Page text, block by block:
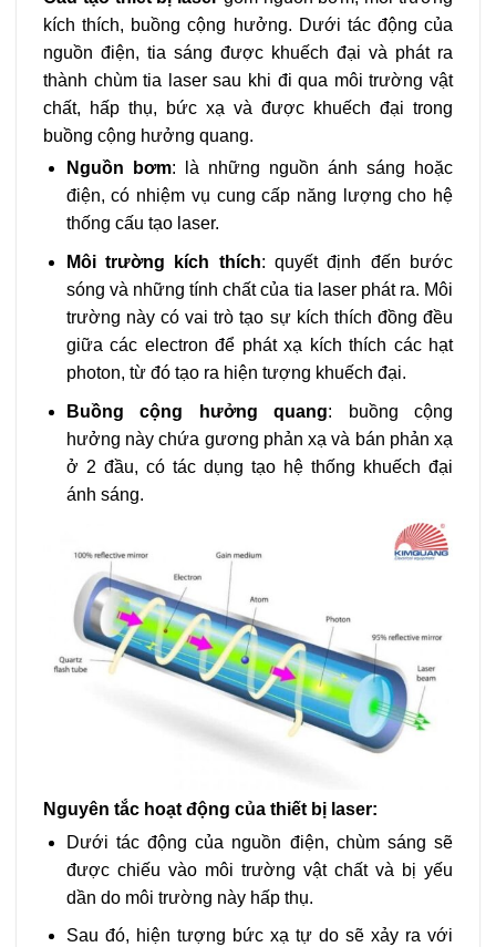
kích thích, buồng cộng hưởng. Dưới tác động của
nguồn điện, tia sáng được khuếch đại và phát ra
thành chùm tia laser sau khi đi qua môi trường vật
chất, hấp thụ, bức xạ và được khuếch đại trong
buồng cộng hưởng quang.
Nguồn bơm: là những nguồn ánh sáng hoặc
điện, có nhiệm vụ cung cấp năng lượng cho hệ
thống cấu tạo laser.
Môi trường kích thích: quyết định đến bước
sóng và những tính chất của tia laser phát ra. Môi
trường này có vai trò tạo sự kích thích đồng đều
giữa các electron để phát xạ kích thích các hạt
photon, từ đó tạo ra hiện tượng khuếch đại.
Buồng cộng hưởng quang: buồng cộng
hưởng này chứa gương phản xạ và bán phản xạ
ở 2 đầu, có tác dụng tạo hệ thống khuếch đại
ánh sáng.
Nguyên tắc hoạt động của thiết bị laser:
Dưới tác động của nguồn điện, chùm sáng sẽ
được chiếu vào môi trường vật chất và bị yếu
dần do môi trường này hấp thụ.
Sau đó, hiện tượng bức xạ tự do sẽ xảy ra với